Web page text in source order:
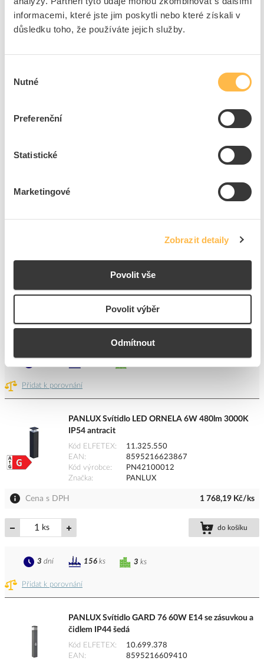
informacemi, které jste jim poskytli nebo které získali v
důsledku toho, že používáte jejich služby.
souhlasu
Nutné
Preferenční
Statistické
Marketingové
Zobrazit detaily
Povolit vše
Povolit výběr
Odmítnout
PANLUX Svítidlo GARD 36 60W E14 IP44 šedá
Kód ELFETEX
10.699.349
Kód výrobce
NOO-E14
Cena s DPH 1 243,05 Kč/ks
ks do košíku
PANLUX Svítidlo CANDELA 20W E27 IP54 černá
8595216626943
2 074,45 Kč/ks
Přidat k porovnání
PANLUX Svítidlo LED ORNELA 6W 480lm 3000K
IP54 antracit
Kód ELFETEX
11.325.550
EAN
8595216623867
Kód výrobce
PN42100012
Značka
PANLUX
Cena s DPH 1 768,19 Kč/ks
ks do košíku
Přidat k porovnání
3 ks
3 dní 156 ks
PANLUX Svítidlo GARD 76 60W E14 se zásuvkou a
čidlem IP44 šedá
Kód ELFETEX
10.699.378
EAN
8595216609410